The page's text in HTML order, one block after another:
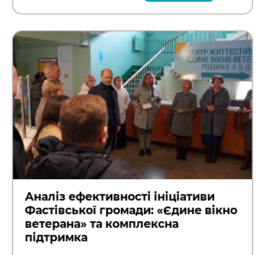
Аналіз ефективності ініціативи
Фастівської громади: «Єдине вікно
ветерана» та комплексна
підтримка